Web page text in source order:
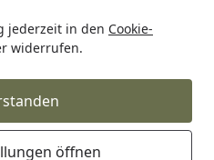
jederzeit in den Cookie-
widerrufen.
öffnen
2200 RED EU 14 (65262)
Q 2200 RED EU 14